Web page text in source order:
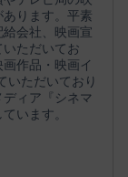
ります。平素
会社、映画宣
ただいてお
作品・映画イ
いただいており
ィア『シネマ
います。